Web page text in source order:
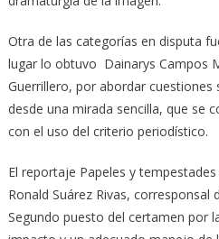
Otra de las categorías en disputa
lugar lo obtuvo Dainarys Campos
Guerrillero, por abordar cuestiones
desde una mirada sencilla, que se
con el uso del criterio periodístico.
El reportaje Papeles y
Ronald Suárez Rivas,
Segundo puesto del certamen por